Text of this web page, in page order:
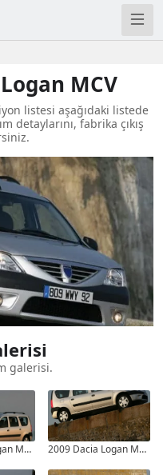
MCV
listesi aşağıdaki listede
detaylarını, fabrika çıkış
galerisi.
2009 Dacia Logan MCV - 2 2009 Dacia Logan MCV - 3